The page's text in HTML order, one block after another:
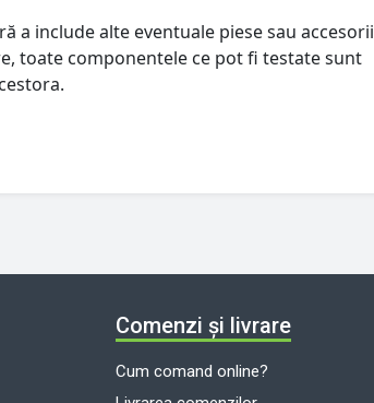
a include alte eventuale piese sau accesorii
toate componentele ce pot fi testate sunt
Comenzi și livrare
Cum comand online?